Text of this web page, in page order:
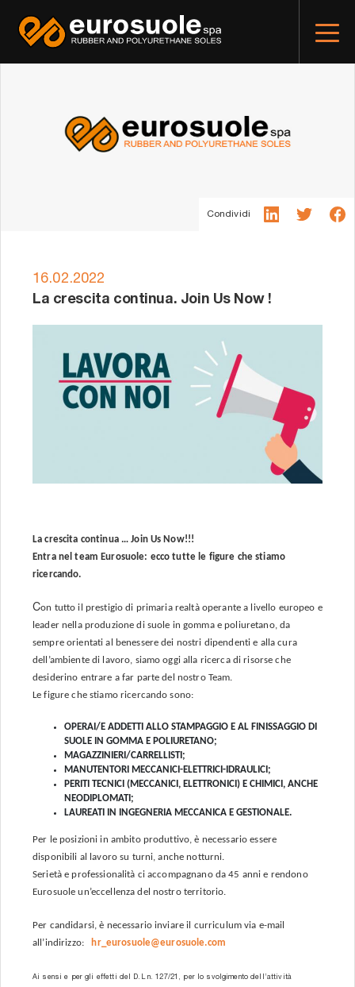
Condividi
16.02.2022
La crescita continua. Join Us Now !
La crescita continua … Join Us Now!!!
Entra nel team Eurosuole: ecco tutte le figure che stiamo
ricercando.
Con tutto il prestigio di primaria realtà operante a livello europeo e
leader nella produzione di suole in gomma e poliuretano, da
sempre orientati al benessere dei nostri dipendenti e alla cura
dell’ambiente di lavoro, siamo oggi alla ricerca di risorse che
desiderino entrare a far parte del nostro Team.
Le figure che stiamo ricercando sono:
OPERAI/E ADDETTI ALLO STAMPAGGIO E AL FINISSAGGIO DI
SUOLE IN GOMMA E POLIURETANO;
MAGAZZINIERI/CARRELLISTI;
MANUTENTORI MECCANICI-ELETTRICI-IDRAULICI;
PERITI TECNICI (MECCANICI, ELETTRONICI) E CHIMICI, ANCHE
NEODIPLOMATI;
LAUREATI IN INGEGNERIA MECCANICA E GESTIONALE.
Per le posizioni in ambito produttivo, è necessario essere
disponibili al lavoro su turni, anche notturni.
Serietà e professionalità ci accompagnano da 45 anni e rendono
Eurosuole un’eccellenza del nostro territorio.
Per candidarsi, è necessario inviare il curriculum via e-mail
all’indirizzo:
hr_eurosuole@eurosuole.com
Ai sensi e per gli effetti del D.L n. 127/21, per lo svolgimento dell’attività